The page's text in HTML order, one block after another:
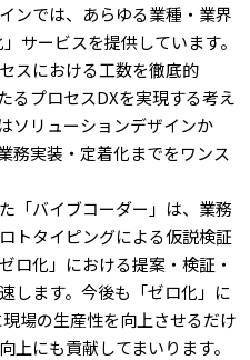
ンでは、あらゆる業種・業界
サービスを提供しています。
スにおける工数を徹底的
るプロセスDXを実現する考え
ソリューションデザインか
務実装・定着化までをワンス
「バイブコーダー」は、業務
トタイピングによる仮説検証
ロ化」における提案・検証・
します。今後も「ゼロ化」に
場の生産性を向上させるだけ
上にも貢献してまいります。